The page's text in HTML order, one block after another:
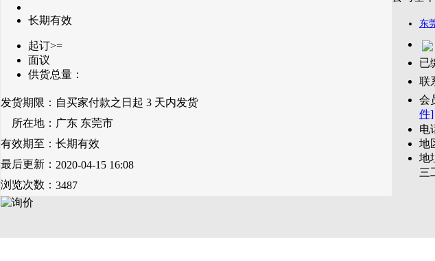
长期有效
起订>=
面议
供货总量：
发货期限： 自买家付款之日起 3 天内发货
所在地： 广东 东莞市
有效期至： 长期有效
最后更新： 2020-04-15 16:08
浏览次数： 3487
东
已
联
会
件]
电
地
地
三